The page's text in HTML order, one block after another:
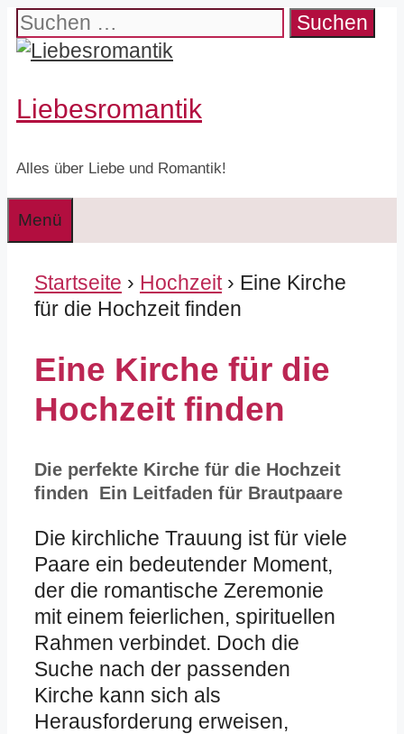
Zum
Inhalt
Suchen
nach:
Liebesromantik
Alles über Liebe und Romantik!
Menü
Startseite › Hochzeit› Eine Kirche
für die Hochzeit finden
Eine Kirche für die
Hochzeit finden
Die perfekte Kirche für die Hochzeit
finden
Ein Leitfaden für Brautpaare
Die kirchliche Trauung ist für viele
Paare ein bedeutender Moment,
der die romantische Zeremonie
mit einem feierlichen, spirituellen
Rahmen verbindet. Doch die
Suche nach der passenden
Kirche kann sich als
Herausforderung erweisen,